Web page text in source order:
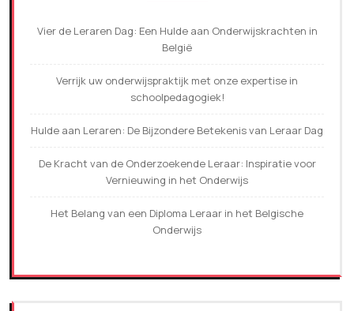
Vier de Leraren Dag: Een Hulde aan Onderwijskrachten in
België
Verrijk uw onderwijspraktijk met onze expertise in
schoolpedagogiek!
Hulde aan Leraren: De Bijzondere Betekenis van Leraar Dag
De Kracht van de Onderzoekende Leraar: Inspiratie voor
Vernieuwing in het Onderwijs
Het Belang van een Diploma Leraar in het Belgische
Onderwijs